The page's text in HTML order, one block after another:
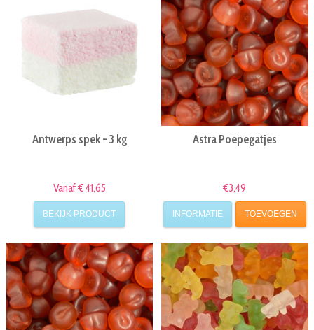
Antwerps spek - 3 kg
Vanaf € 41,65
BEKIJK PRODUCT
Astra Poepegatjes
€3,49
INFORMATIE TOEVOEGEN